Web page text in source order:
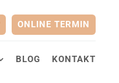
ONLINE TERMIN
BLOG KONTAKT